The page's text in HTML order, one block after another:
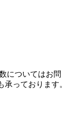
についてはお問
っております。